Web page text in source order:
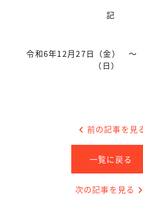
記
令和6年12月27日（金） ～
（日）
chevron_left 前の記事を見
一覧に戻る
次の記事を見る chevron_right